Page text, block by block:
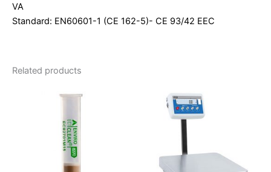
VA
Standard: EN60601-1 (CE 162-5)- CE 93/42 EEC
Related products